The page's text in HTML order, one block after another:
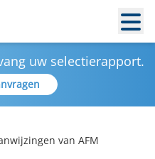
uw selectierapport.
van AFM